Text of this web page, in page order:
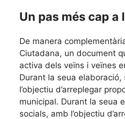
Un pas més cap
De manera
Ciutadana, un document
activa dels veïns i veïnes
Durant la seua
l’objectiu d’arreplegar
municipal. Durant la seua
socials, amb l’objectiu